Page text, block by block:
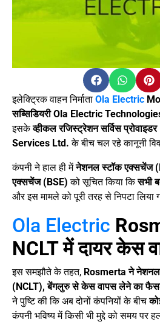
इलेक्ट्रिक वाहन निर्माता Ola Electric
सब्सिडियरी Ola Electric
इसकेव्हीकल रजिस्ट्रेशन सर्विस
Services Ltd. के बीच चल रहे कानूनी
कंपनी ने हाल ही मेंनेशनल स्टॉक एक्सचेंज
एक्सचेंज (BSE) को सूचित किया किसभी
और इस मामले को पूरी तरह से निपटा लिया
Ola Electric
NCLT में दायर केस
इस समझौते के तहत, Rosmerta ने नेशनल
(NCLT), बेंगलुरु से केस वापस लेने का
ने पुष्टि की कि अब दोनों कंपनियों के बीच
कंपनी भविष्य में किसी भी मुद्दे को समय पर